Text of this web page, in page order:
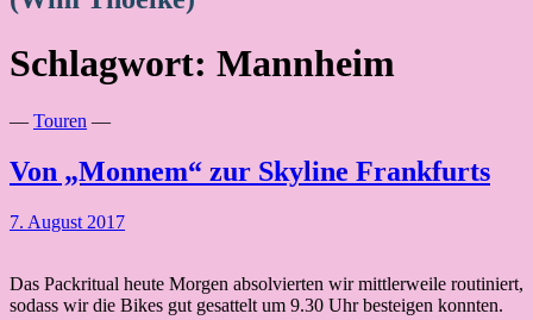
Schlagwort: Mannheim
— Touren —
Von „Monnem“ zur Skyline Frankfurts
7. August 2017
Das Packritual heute Morgen absolvierten wir mittlerweile routiniert,
sodass wir die Bikes gut gesattelt um 9.30 Uhr besteigen konnten.